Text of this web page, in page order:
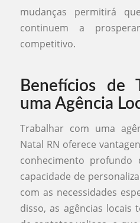
mudanças permitirá
continuem a
competitivo.
Benefícios de
uma Agência
Trabalhar com uma
Natal RN oferece
conhecimento
capacidade de
com as necessidades
disso, as agências